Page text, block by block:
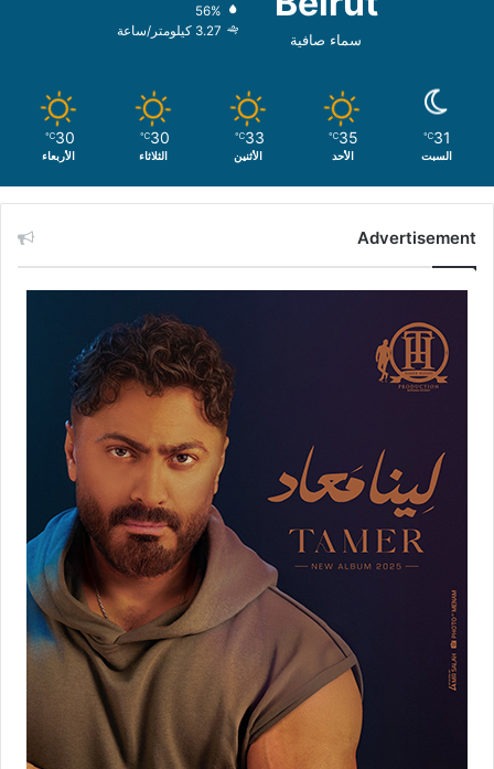
سماء صافية
56%
3.27 كيلومتر/ساعة
31
℃
السبت
35
℃
الأحد
33
℃
الأثنين
30
℃
الثلاثاء
30
℃
الأربعاء
Advertisement